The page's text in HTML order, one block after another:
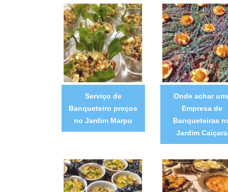
Serviço de
Banqueteiro preços
no Jardim Marpu
Onde achar
Empresa de
Banqueteiras
Jardim Caiçara